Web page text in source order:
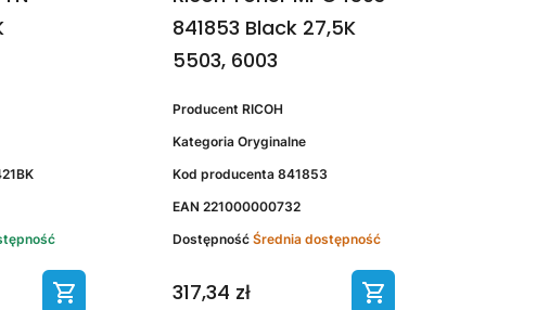
841853 Black 27,5K
5503, 6003
Producent RICOH
Kategoria Oryginalne
Kod producenta 841853
EAN 221000000732
Dostępność Średnia dostępność
317,34 zł